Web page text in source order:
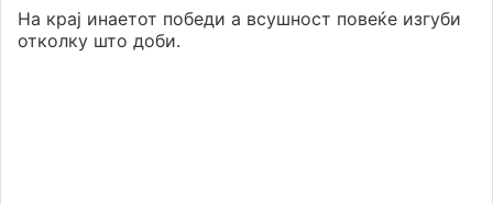
На крај инаетот победи а всушност повеќе изгуби
отколку што доби.